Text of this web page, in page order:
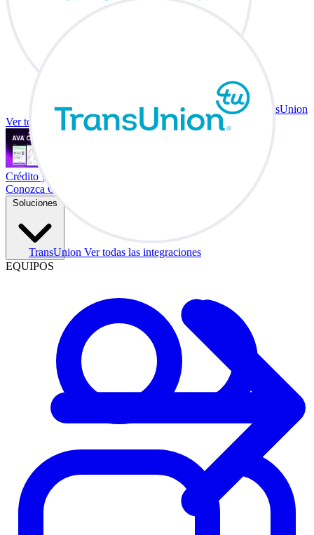
TransUnion Ver todas las integraciones
TransUnion
Ver todas las integraciones
Crédito y vehículo a cambio en su escritorio.
Conozca Co-Driver
Soluciones
EQUIPOS